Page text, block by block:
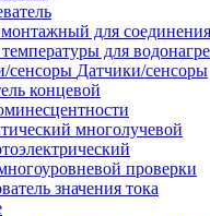
для
для
Датчики/сенсоры
концевой
многолучевой
проверки
значения тока